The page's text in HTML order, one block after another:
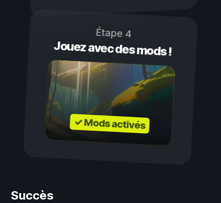
Étape 4
Jouez avec des mods !
✓ Mods activés
Succès